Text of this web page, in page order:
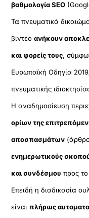
βαθμολογία SEO
Τα πνευματικά
βίντεοανήκουν
και φορείς τους,
Ευρωπαϊκή Οδηγία
πνευματικής
Η αναδημοσίευση
ορίων της
αποσπασμάτων
ενημερωτικούς
και συνδέσμου προς
Επειδή η διαδικασία
είναιπλήρως